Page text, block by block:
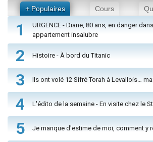
+ Populaires Cours
1
URGENCE - Diane, 80 ans, en danger
appartement insalubre
2 Histoire - À bord du Titanic
3 Ils ont volé 12 Sifré Torah à Levallois…
4 L'édito de la semaine - En visite chez le
5 Je manque d'estime de moi, comment y